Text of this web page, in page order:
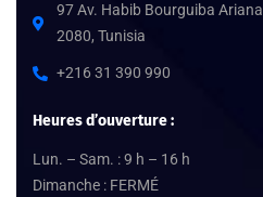
97 Av. Habib Bourguiba Ariana
2080, Tunisia
+216 31 390 990
Heures d’ouverture :
Lun. – Sam. : 9 h – 16 h
Dimanche : FERMÉ